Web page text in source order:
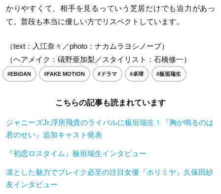
かりやすくて、相手を見るっていう芝居だけでも迫力があっ
て。普段も本当に優しい方でリスペクトしています。
（text：入江奈々／photo：ナカムラヨシノーブ）
（ヘアメイク： 礒野亜加梨／スタイリスト：石橋修一）
#EBiDAN #FAKE MOTION #ドラマ #卓球 #板垣瑞生
こちらの記事も読まれています
ジャニーズJr.浮所飛貴のライバルに板垣瑞生！『胸が鳴るのは
君のせい』追加キャスト発表
『初恋ロスタイム』板垣瑞生インタビュー
凛とした魅力でブレイク必至の注目女優『ホリミヤ』久保田紗
友インタビュー